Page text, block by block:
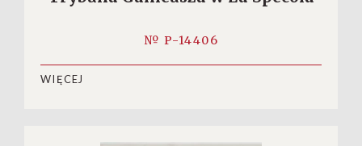
№ P-14406
WIĘCEJ